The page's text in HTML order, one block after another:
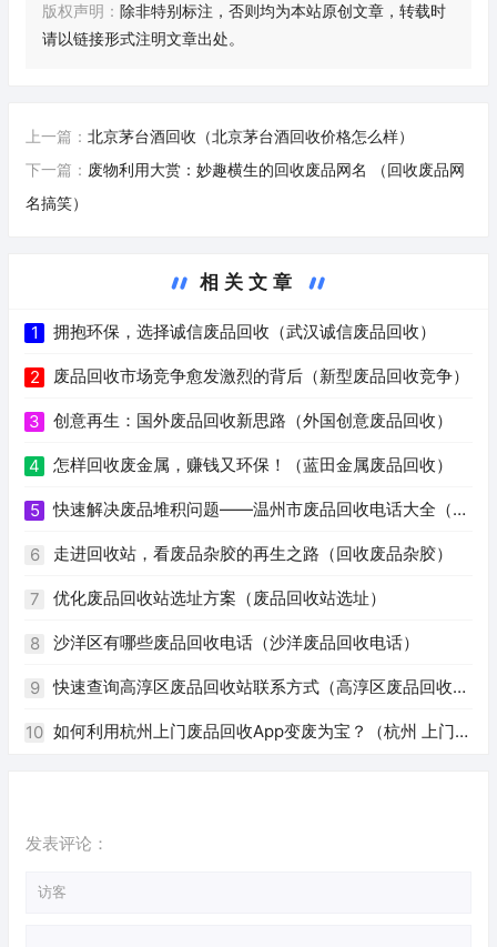
版权声明： 除非特别标注，否则均为本站原创文章，转载时
请以链接形式注明文章出处。
上一篇： 北京茅台酒回收（北京茅台酒回收价格怎么样）
下一篇： 废物利用大赏：妙趣横生的回收废品网名 （回收废品网
名搞笑）
相关文章
1 拥抱环保，选择诚信废品回收（武汉诚信废品回收）
2 废品回收市场竞争愈发激烈的背后（新型废品回收竞争）
3 创意再生：国外废品回收新思路（外国创意废品回收）
4 怎样回收废金属，赚钱又环保！（蓝田金属废品回收）
5 快速解决废品堆积问题——温州市废品回收电话大全（温
州废品回收电话号码）
6 走进回收站，看废品杂胶的再生之路（回收废品杂胶）
7 优化废品回收站选址方案（废品回收站选址）
8 沙洋区有哪些废品回收电话（沙洋废品回收电话）
9 快速查询高淳区废品回收站联系方式（高淳区废品回收站
电话）
10 如何利用杭州上门废品回收App变废为宝？（杭州 上门回
发表评论：